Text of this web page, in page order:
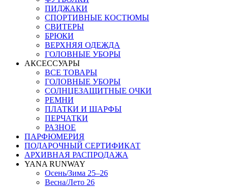
ПИДЖАКИ
СПОРТИВНЫЕ КОСТЮМЫ
СВИТЕРЫ
БРЮКИ
ВЕРХНЯЯ ОДЕЖДА
ГОЛОВНЫЕ УБОРЫ
АКСЕССУАРЫ
ВСЕ ТОВАРЫ
ГОЛОВНЫЕ УБОРЫ
СОЛНЦЕЗАЩИТНЫЕ ОЧКИ
РЕМНИ
ПЛАТКИ И ШАРФЫ
ПЕРЧАТКИ
РАЗНОЕ
ПАРФЮМЕРИЯ
ПОДАРОЧНЫЙ СЕРТИФИКАТ
АРХИВНАЯ РАСПРОДАЖА
YANA RUNWAY
Осень/Зима 25–26
Весна/Лето 26